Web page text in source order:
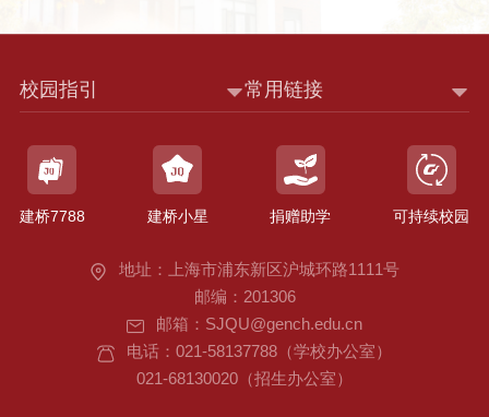
地址：上海市浦东新区沪城环路1111号
邮编：201306
邮箱：SJQU@gench.edu.cn
电话：021-58137788（学校办公室）
021-68130020（招生办公室）
校园指引 常用链接
建桥7788 建桥小星 捐赠助学 可持续校园